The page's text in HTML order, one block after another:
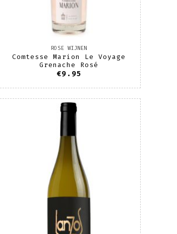
ROSE WIJNEN
Comtesse Marion Le Voyage
Grenache Rosé
€9.95